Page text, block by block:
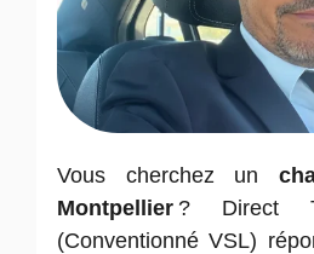
Vous cherchez un
Montpellier ? Direct
(Conventionné VSL)